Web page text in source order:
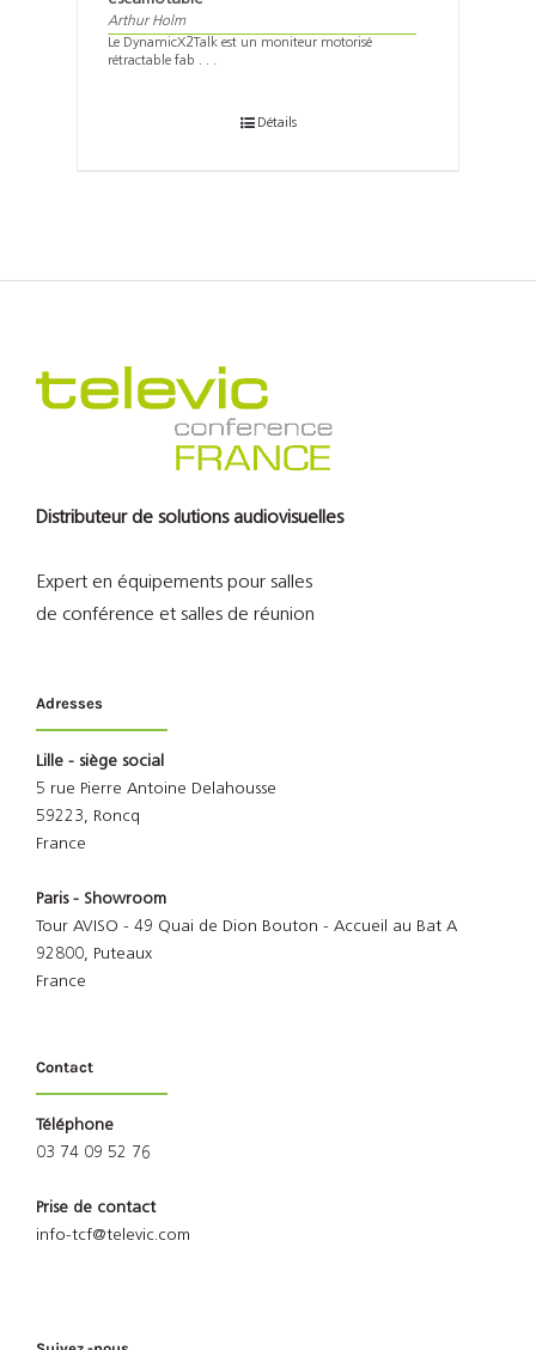
Arthur Holm
Le DynamicX2Talk est un moniteur motorisé
rétractable fab . . .
Détails
Distributeur de solutions audiovisuelles
Expert en équipements pour salles
de conférence et salles de réunion
Adresses
Lille - siège social
5 rue Pierre Antoine Delahousse
59223, Roncq
France
Paris - Showroom
Tour AVISO - 49 Quai de Dion Bouton - Accueil au Bat A
92800, Puteaux
France
Contact
Téléphone
03 74 09 52 76
Prise de contact
info-tcf@televic.com